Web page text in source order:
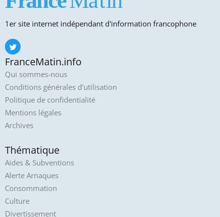
1er site internet indépendant d'information francophone
FranceMatin.info
Qui sommes-nous
Conditions générales d'utilisation
Politique de confidentialité
Mentions légales
Archives
Thématique
Aides & Subventions
Alerte Arnaques
Consommation
Culture
Divertissement